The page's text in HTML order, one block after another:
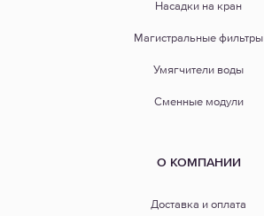
Насадки на кран
Магистральные фильтры
Умягчители воды
Сменные модули
О КОМПАНИИ
Доставка и оплата